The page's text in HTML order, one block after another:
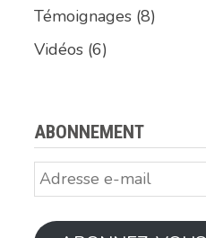
Témoignages (8)
Vidéos (6)
ABONNEMENT
Adresse
e-
mail